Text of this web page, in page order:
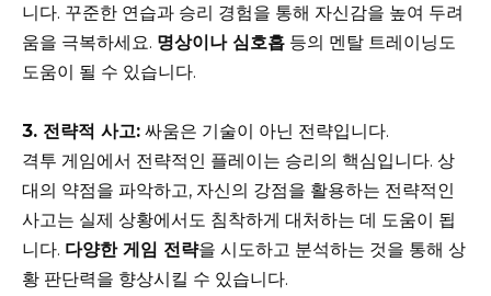
니다. 꾸준한 연습과 승리 경험을 통해 자신감을 높여 두려
움을 극복하세요. 명상이나 심호흡 등의 멘탈 트레이닝도
도움이 될 수 있습니다.
3. 전략적 사고: 싸움은 기술이 아닌 전략입니다.
격투 게임에서 전략적인 플레이는 승리의 핵심입니다. 상
대의 약점을 파악하고, 자신의 강점을 활용하는 전략적인
사고는 실제 상황에서도 침착하게 대처하는 데 도움이 됩
니다. 다양한 게임 전략을 시도하고 분석하는 것을 통해 상
황 판단력을 향상시킬 수 있습니다.